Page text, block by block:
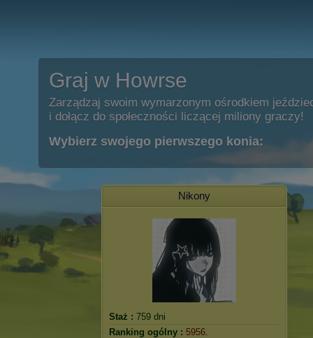
Graj w Howrse
Zarządzaj swoim wymarzonym ośrodkiem
i dołącz do społeczności liczącej miliony graczy!
Wybierz swojego pierwszego konia:
Nikony
Staż : 759 dni
Ranking ogólny : 5956.